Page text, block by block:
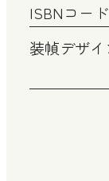
ISBNコード
装幀デザイ